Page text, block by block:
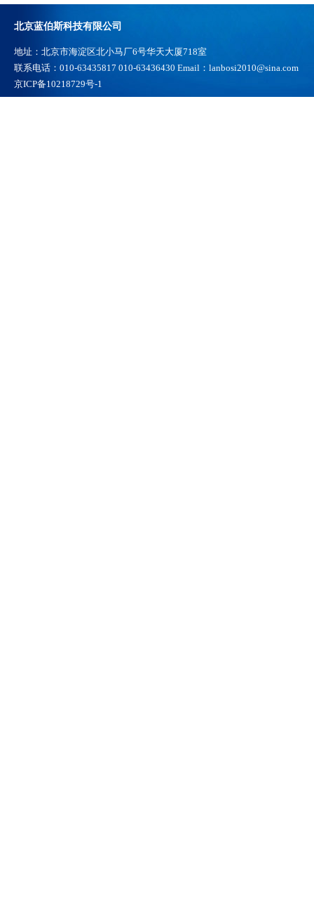
北京蓝伯斯科技有限公司
地址：北京市海淀区北小马厂6号华天大厦718室
联系电话：010-63435817 010-63436430 Email：lanbosi2010@sina.com
京ICP备10218729号-1